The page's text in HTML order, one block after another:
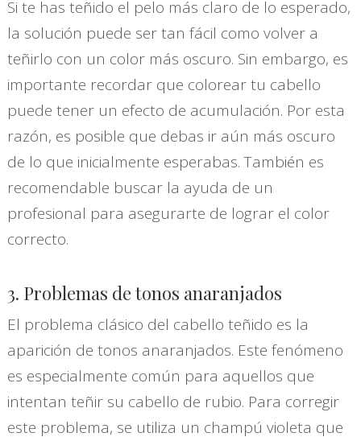
Si te has teñido el pelo más claro de lo esperado,
la solución puede ser tan fácil como volver a
teñirlo con un color más oscuro. Sin embargo, es
importante recordar que colorear tu cabello
puede tener un efecto de acumulación. Por esta
razón, es posible que debas ir aún más oscuro
de lo que inicialmente esperabas. También es
recomendable buscar la ayuda de un
profesional para asegurarte de lograr el color
correcto.
3. Problemas de tonos anaranjados
El problema clásico del cabello teñido es la
aparición de tonos anaranjados. Este fenómeno
es especialmente común para aquellos que
intentan teñir su cabello de rubio. Para corregir
este problema, se utiliza un champú violeta que